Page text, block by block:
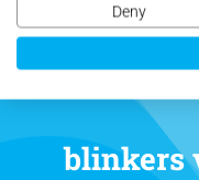
blinkers
Deny